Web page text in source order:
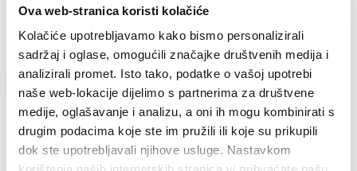
Ova web-stranica koristi kolačiće
Kolačiće upotrebljavamo kako bismo personalizirali
sadržaj i oglase, omogućili značajke društvenih medija i
analizirali promet. Isto tako, podatke o vašoj upotrebi
naše web-lokacije dijelimo s partnerima za društvene
medije, oglašavanje i analizu, a oni ih mogu kombinirati s
drugim podacima koje ste im pružili ili koje su prikupili
dok ste upotrebljavali njihove usluge. Nastavkom
1vdsd4v9m8u5df (24,664 kB)
verbunden
Spaziergang und Wandern
Vrboska ist ideal für eine Untersuchung zu Fuß, mit einigen
wunderschönen Spaziergängen und Wandern, was von der...